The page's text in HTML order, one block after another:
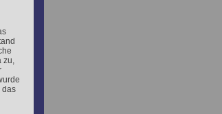
zu,
das